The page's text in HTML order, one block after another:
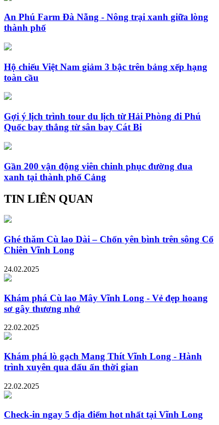
An Phú Farm Đà Nẵng - Nông trại xanh giữa lòng
thành phố
Hộ chiếu Việt Nam giảm 3 bậc trên bảng xếp hạng
toàn cầu
Gợi ý lịch trình tour du lịch từ Hải Phòng đi Phú
Quốc bay thẳng từ sân bay Cát Bi
Gần 200 vận động viên chinh phục đường đua
xanh tại thành phố Cảng
TIN LIÊN QUAN
Ghé thăm Cù lao Dài – Chốn yên bình trên sông Cổ
Chiên Vĩnh Long
24.02.2025
Khám phá Cù lao Mây Vĩnh Long - Vẻ đẹp hoang
sơ gây thương nhớ
22.02.2025
Khám phá lò gạch Mang Thít Vĩnh Long - Hành
trình xuyên qua dấu ấn thời gian
22.02.2025
Check-in ngay 5 địa điểm hot nhất tại Vĩnh Long